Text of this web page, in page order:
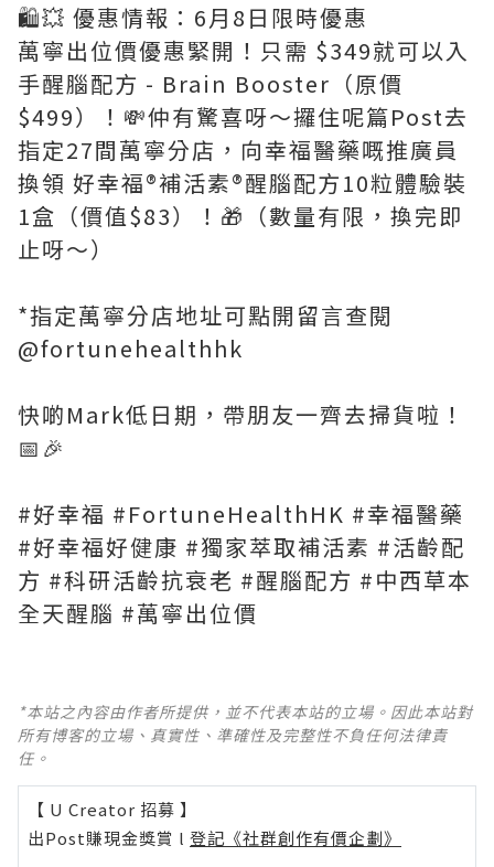
🛍💥 優惠情報：6月8日限時優惠
萬寧出位價優惠緊開！只需 $349就可以入
手醒腦配方 - Brain Booster（原價
$499）！💸仲有驚喜呀～攞住呢篇Post去
指定27間萬寧分店，向幸福醫藥嘅推廣員
換領 好幸福®️補活素®️醒腦配方10粒體驗裝
1盒（價值$83）！🎁（數量有限，換完即
止呀～）
*指定萬寧分店地址可點開留言查閱
@fortunehealthhk
快啲Mark低日期，帶朋友一齊去掃貨啦！
📅🎉
#好幸福 #FortuneHealthHK #幸福醫藥
#好幸福好健康 #獨家萃取補活素 #活齡配
方 #科研活齡抗衰老 #醒腦配方 #中西草本
全天醒腦 #萬寧出位價
*本站之內容由作者所提供，並不代表本站的立場。因此本站對
所有博客的立場、真實性、準確性及完整性不負任何法律責
任。
【 U Creator 招募 】
出Post賺現金獎賞 l 登記《社群創作有價企劃》